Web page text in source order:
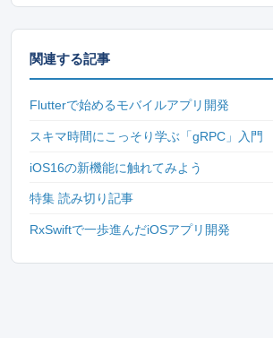
関連する記事
Flutterで始めるモバイルアプリ開発
スキマ時間にこっそり学ぶ「gRPC」入門
iOS16の新機能に触れてみよう
特集 読み切り記事
RxSwiftで一歩進んだiOSアプリ開発